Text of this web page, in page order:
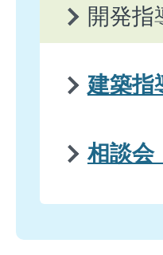
開発指
建築指
相談会